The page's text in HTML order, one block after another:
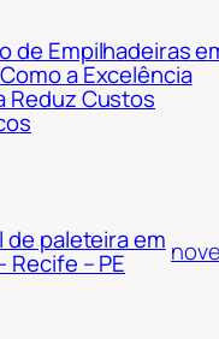
de Empilhadeiras
a Excelência
Reduz Custos
de paleteira em
Recife – PE